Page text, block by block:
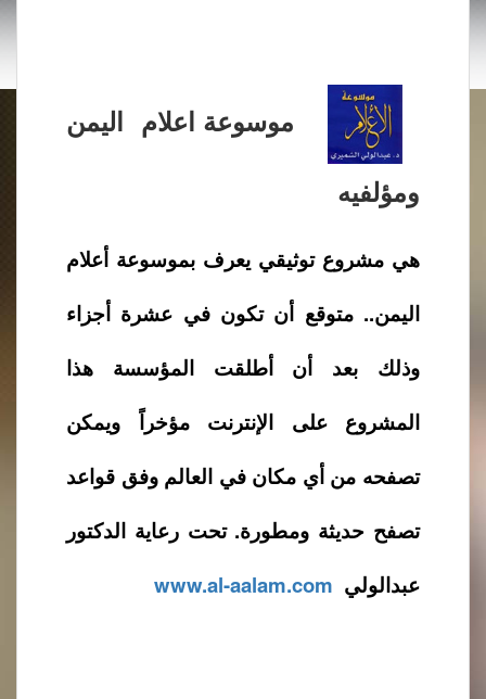
موسوعة اعلام اليمن
ومؤلفيه
هي مشروع توثيقي يعرف بموسوعة أعلام
اليمن.. متوقع أن تكون في عشرة أجزاء
وذلك بعد أن أطلقت المؤسسة هذا
المشروع على الإنترنت مؤخراً ويمكن
تصفحه من أي مكان في العالم وفق قواعد
تصفح حديثة ومطورة. تحت رعاية الدكتور
عبدالولي www.al-aalam.com